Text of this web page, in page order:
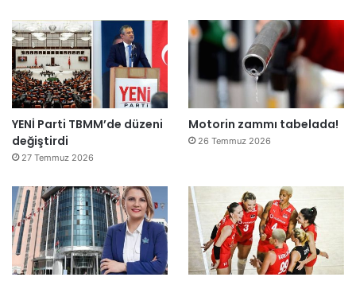
YENİ Parti TBMM’de düzeni
değiştirdi
27 Temmuz 2026
Motorin zammı tabelada!
26 Temmuz 2026